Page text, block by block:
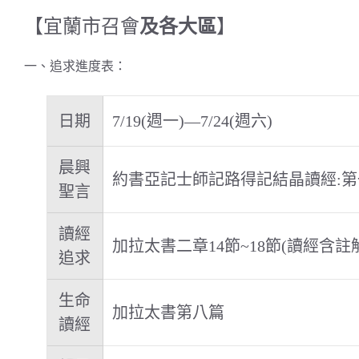
【宜蘭市召會及各大區】
一、追求進度表：
日期 7/19(週一)—7/24(週六)
晨興
聖言
約書亞記士師記路得記結晶讀經:
讀經
追求
加拉太書二章14節~18節(讀經含註
生命
讀經
加拉太書第八篇